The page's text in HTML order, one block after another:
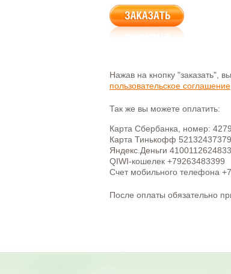
Нажав на кнопку "заказать",
пользовательское соглашение
Так же вы можете оплатить:
Карта Сбербанка, номер:
Карта Тинькофф
Яндекс.Деньги 4100112624833
QIWI-кошелек +79263483399
Счет мобильного телефона
После оплаты обязательно